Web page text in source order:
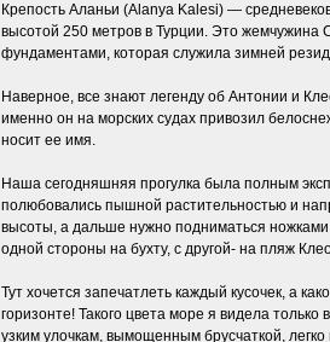
Крепость Аланьи (Alanya Kalesi) —
высотой 250 метров в Турции. Это
фундаментами, которая служила зимней
Наверное, все знают легенду об Антонии и
именно он на морских судах привозил
носит ее имя.
Наша сегодняшняя прогулка была полным
полюбовались пышной растительностью и
высоты, а дальше нужно подниматься
одной стороны на бухту, с другой- на пляж
Тут хочется запечатлеть каждый кусочек, а
горизонте! Такого цвета море я видела
узким улочкам, вымощенным брусчаткой, легко